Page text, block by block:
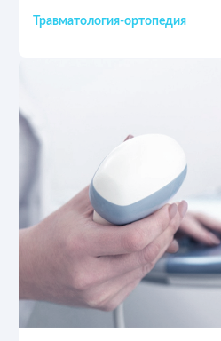
Травматология-ортопедия